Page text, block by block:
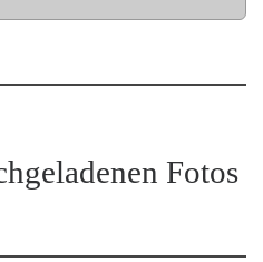
Fotos